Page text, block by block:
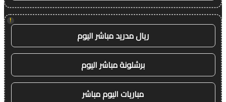
!
ريال مدريد مباشر اليوم
برشلونة مباشر اليوم
مباريات اليوم مباشر